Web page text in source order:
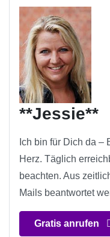
**Jessie**
Ich bin für Dich da –
Herz. Täglich
beachten. Aus
Mails beantwortet
Gratis anrufen